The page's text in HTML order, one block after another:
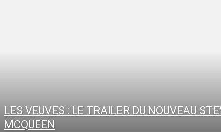
LES VEUVES : LE TRAILER DU NOUVEAU
MCQUEEN